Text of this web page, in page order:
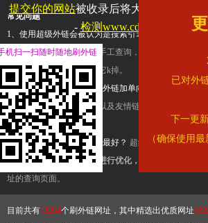
常见问题
1、使用超级外链会被认为是搜索引擎优化作弊吗？
查询工具，模拟的是正常手工查询，不是作弊。如果
推广竞争对手的网址，让它k掉。
2、网站优化单纯依靠超级外链加单向链接可行吗？
链，需要结合普通的外链以及友情链接，您可以到站
台交换友情链接。
3、如何使用超级外链效果最好？ 超级外链不同于普通
有频繁使用超级外链工具进行优化，才能获得稳定的外
址的查询页面。
目前共有13264个刷外链网址，其中精选出优质网址
提交你的网站被收录后将大幅提升流量和
- 检测www.cdpee.org.cn是
已对外
下一更
（确保使用
机扫一扫随时随地刷外链